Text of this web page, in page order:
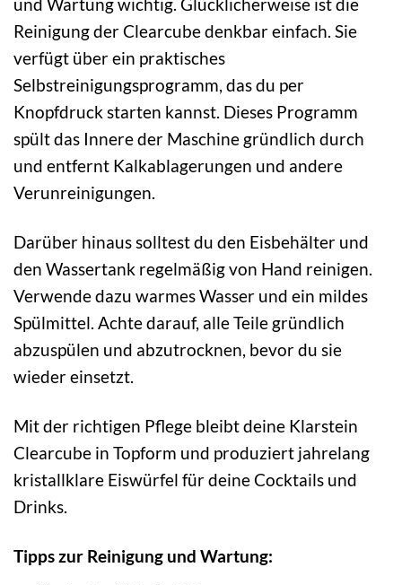
und Wartung wichtig. Glücklicherweise ist die
Reinigung der Clearcube denkbar einfach. Sie
verfügt über ein praktisches
Selbstreinigungsprogramm, das du per
Knopfdruck starten kannst. Dieses Programm
spült das Innere der Maschine gründlich durch
und entfernt Kalkablagerungen und andere
Verunreinigungen.
Darüber hinaus solltest du den Eisbehälter und
den Wassertank regelmäßig von Hand reinigen.
Verwende dazu warmes Wasser und ein mildes
Spülmittel. Achte darauf, alle Teile gründlich
abzuspülen und abzutrocknen, bevor du sie
wieder einsetzt.
Mit der richtigen Pflege bleibt deine Klarstein
Clearcube in Topform und produziert jahrelang
kristallklare Eiswürfel für deine Cocktails und
Drinks.
Tipps zur Reinigung und Wartung: